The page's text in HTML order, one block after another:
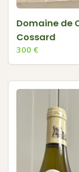
Domaine de
Cossard
300 €